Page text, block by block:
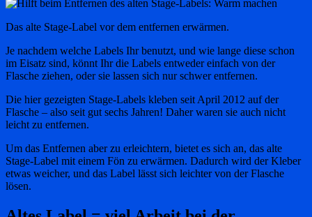
Das alte Stage-Label vor dem entfernen erwärmen.
Je nachdem welche Labels Ihr benutzt, und wie lange diese schon
im Eisatz sind, könnt Ihr die Labels entweder einfach von der
Flasche ziehen, oder sie lassen sich nur schwer entfernen.
Die hier gezeigten Stage-Labels kleben seit April 2012 auf der
Flasche – also seit gut sechs Jahren! Daher waren sie auch nicht
leicht zu entfernen.
Um das Entfernen aber zu erleichtern, bietet es sich an, das alte
Stage-Label mit einem Fön zu erwärmen. Dadurch wird der Kleber
etwas weicher, und das Label lässt sich leichter von der Flasche
lösen.